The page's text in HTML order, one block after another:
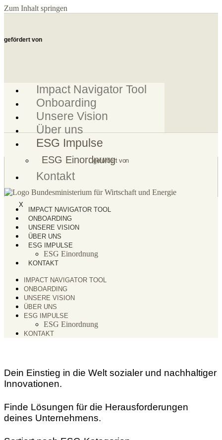
Zum Inhalt springen
gefördert von
Impact Navigator Tool
Onboarding
Unsere Vision
Über uns
ESG Impulse
ESG Einordnung
Kontakt
X
gefördert von
IMPACT NAVIGATOR TOOL
ONBOARDING
UNSERE VISION
ÜBER UNS
ESG IMPULSE
ESG Einordnung
KONTAKT
IMPACT NAVIGATOR TOOL
ONBOARDING
UNSERE VISION
ÜBER UNS
ESG IMPULSE
ESG Einordnung
KONTAKT
Dein Einstieg in die Welt sozialer und nachhaltiger
Innovationen.
Finde Lösungen für die Herausforderungen
deines Unternehmens.